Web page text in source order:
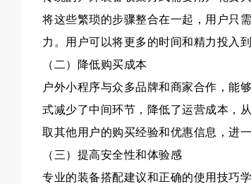
将这些繁琐的步骤整合在一起，用户只
力。用户可以将更多的时间和精力投入
（二）降低购买成本
户外小程序与众多品牌和商家合作，能
式减少了中间环节，降低了运营成本，
取其他用户的购买经验和优惠信息，进
（三）提高安全性和体验感
专业的装备搭配建议和正确的使用技巧